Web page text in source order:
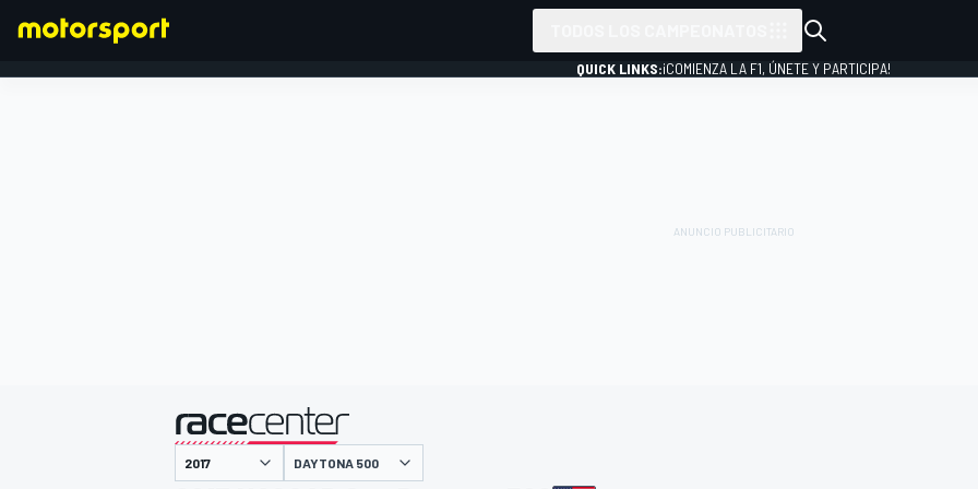
QUICK LINKS:¡COMIENZA LA F1, ÚNETE Y PARTICIPA!
presentado por
DAYTONA 500